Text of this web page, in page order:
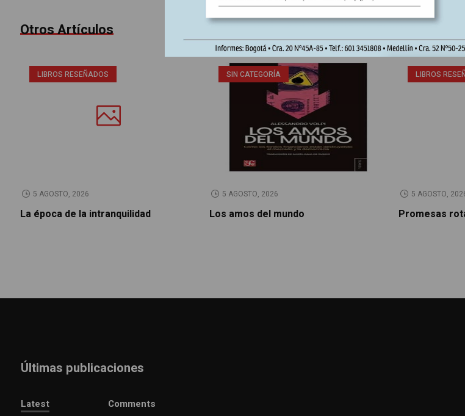
Otros Artículos
LIBROS RESEÑADOS
5 AGOSTO, 2026
La época de la intranquilidad
SIN CATEGORÍA
5 AGOSTO, 2026
Los amos del mundo
LIBROS
5 AGOSTO,
Promesas
Últimas publicaciones
Latest Comments